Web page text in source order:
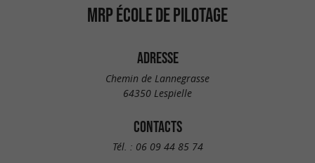
MRP ÉCOLE DE PILOTAGE
ADRESSE
Chemin de Lannegrasse
64350 Lespielle
CONTACTS
Tél. : 06 09 44 85 74